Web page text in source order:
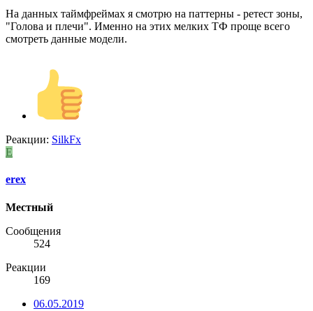
На данных таймфреймах я смотрю на паттерны - ретест зоны,
"Голова и плечи". Именно на этих мелких ТФ проще всего
смотреть данные модели.
Реакции: SilkFx
E
erex
Местный
Сообщения
524
Реакции
169
06.05.2019